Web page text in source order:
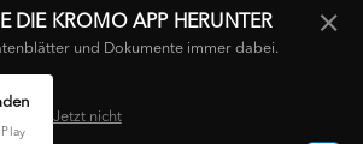
DIE KROMO APP HERUNTER
und Dokumente immer dabei.
Jetzt nicht
×